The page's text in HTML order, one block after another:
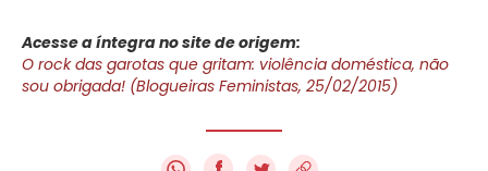
Acesse a íntegra no site de origem:
O rock das garotas que gritam: violência doméstica, não
sou obrigada! (Blogueiras Feministas, 25/02/2015)